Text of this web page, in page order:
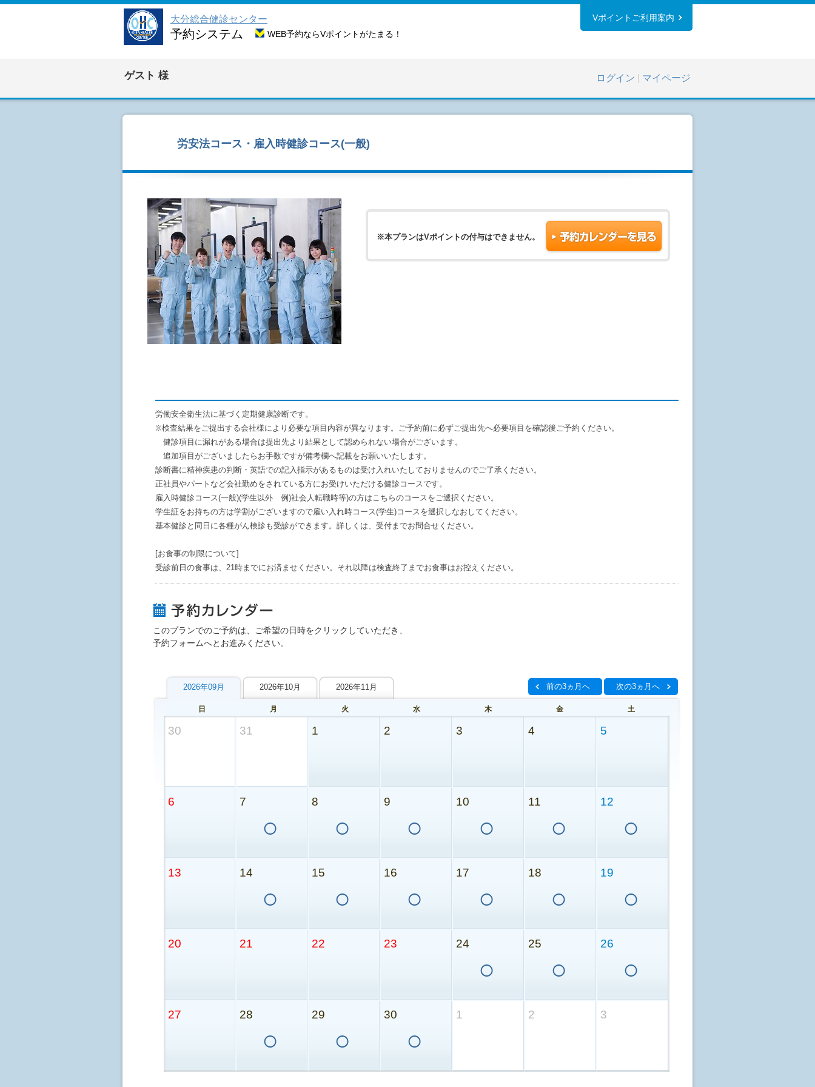
大分総合健診センター
予約システム WEB予約ならVポイントがたまる！
Vポイントご利用案内
ゲスト 様 ログイン マイページ
労安法コース・雇入時健診コース(一般)
※本プランはVポイントの付与はできません。
労働安全衛生法に基づく定期健康診断です。
※検査結果をご提出する会社様により必要な項目内容が異なります。ご予約前に必ずご提出先へ必要項目を確認後ご予約ください。
健診項目に漏れがある場合は提出先より結果として認められない場合がございます。
追加項目がございましたらお手数ですが備考欄へ記載をお願いいたします。
診断書に精神疾患の判断・英語での記入指示があるものは受け入れいたしておりませんのでご了承ください。
正社員やパートなど会社勤めをされている方にお受けいただける健診コースです。
雇入時健診コース(一般)(学生以外 例)社会人転職時等)の方はこちらのコースをご選択ください。
学生証をお持ちの方は学割がございますので雇い入れ時コース(学生)コースを選択しなおしてください。
基本健診と同日に各種がん検診も受診ができます。詳しくは、受付までお問合せください。
[お食事の制限について]
受診前日の食事は、21時までにお済ませください。それ以降は検査終了までお食事はお控えください。
このプランでのご予約は、ご希望の日時をクリックしていただき、
予約フォームへとお進みください。
前の3ヵ月へ 次の3ヵ月へ
2026年09月 2026年10月 2026年11月
日 月 火 水 木 金 土
30 31 1 2 3 4 5
6 7
○
8
○
9
○
10
○
11
○
12
○
13 14
○
15
○
16
○
17
○
18
○
19
○
20 21 22 23 24
○
25
○
26
○
27 28
○
29
○
30
○
1 2 3